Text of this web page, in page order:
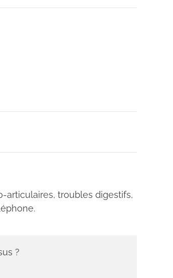
articulaires, troubles digestifs,
?